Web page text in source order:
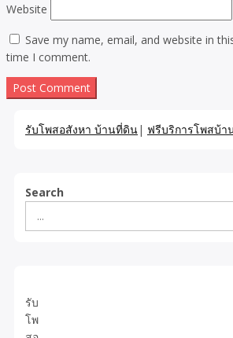
Website
Save my name, email, and website in
time I comment.
รับโพสอสังหา บ้านที่ดิน| ฟรีบริการโพสบ้า
Search
รับ
โพ